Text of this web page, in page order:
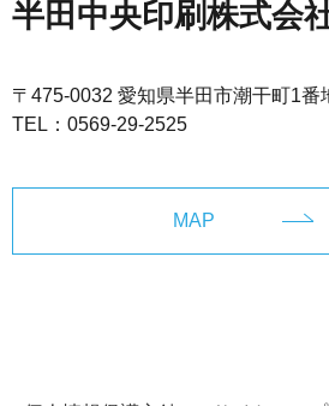
半田中央印刷株式会
〒475-0032 愛知県半田市潮干町1番
TEL： 0569-29-2525
MAP